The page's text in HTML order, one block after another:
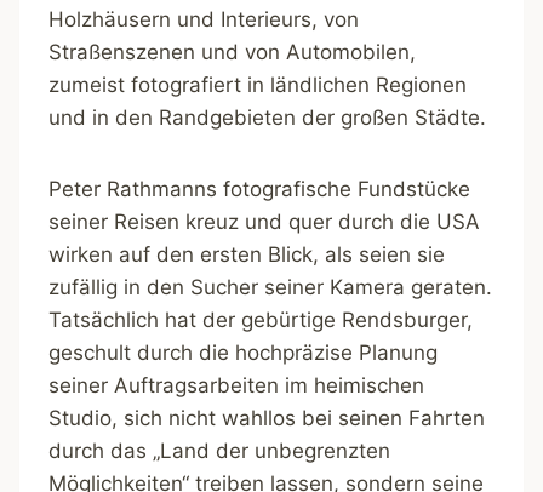
Holzhäusern und Interieurs, von
Straßenszenen und von Automobilen,
zumeist fotografiert in ländlichen Regionen
und in den Randgebieten der großen Städte.
Peter Rathmanns fotografische Fundstücke
seiner Reisen kreuz und quer durch die USA
wirken auf den ersten Blick, als seien sie
zufällig in den Sucher seiner Kamera geraten.
Tatsächlich hat der gebürtige Rendsburger,
geschult durch die hochpräzise Planung
seiner Auftragsarbeiten im heimischen
Studio, sich nicht wahllos bei seinen Fahrten
durch das „Land der unbegrenzten
Möglichkeiten“ treiben lassen, sondern seine